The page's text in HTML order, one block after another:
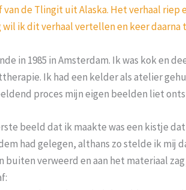
de Tlingit uit Alaska. Het verhaal riep
wil ik dit verhaal vertellen en keer daarna
in 1985 in Amsterdam. Ik was kok en
Ik had een kelder als atelier
proces mijn eigen beelden liet
beeld dat ik maakte was een kistje
had gelegen, althans zo stelde ik mij
buiten verweerd en aan het materiaal